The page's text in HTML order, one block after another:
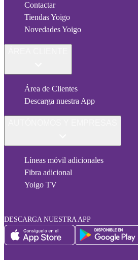
Contactar
Tiendas Yoigo
Novedades Yoigo
Área de Clientes
Descarga nuestra App
Líneas móvil adicionales
Fibra adicional
Yoigo TV
DESCARGA NUESTRA APP